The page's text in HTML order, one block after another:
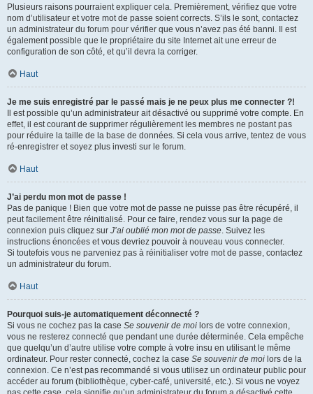
Plusieurs raisons pourraient expliquer cela. Premièrement, vérifiez que votre
nom d’utilisateur et votre mot de passe soient corrects. S’ils le sont, contactez
un administrateur du forum pour vérifier que vous n’avez pas été banni. Il est
également possible que le propriétaire du site Internet ait une erreur de
configuration de son côté, et qu’il devra la corriger.
Haut
Je me suis enregistré par le passé mais je ne peux plus me connecter ?!
Il est possible qu’un administrateur ait désactivé ou supprimé votre compte. En
effet, il est courant de supprimer régulièrement les membres ne postant pas
pour réduire la taille de la base de données. Si cela vous arrive, tentez de vous
ré-enregistrer et soyez plus investi sur le forum.
Haut
J’ai perdu mon mot de passe !
Pas de panique ! Bien que votre mot de passe ne puisse pas être récupéré, il
peut facilement être réinitialisé. Pour ce faire, rendez vous sur la page de
connexion puis cliquez sur J’ai oublié mon mot de passe. Suivez les
instructions énoncées et vous devriez pouvoir à nouveau vous connecter.
Si toutefois vous ne parveniez pas à réinitialiser votre mot de passe, contactez
un administrateur du forum.
Haut
Pourquoi suis-je automatiquement déconnecté ?
Si vous ne cochez pas la case Se souvenir de moi lors de votre connexion,
vous ne resterez connecté que pendant une durée déterminée. Cela empêche
que quelqu’un d’autre utilise votre compte à votre insu en utilisant le même
ordinateur. Pour rester connecté, cochez la case Se souvenir de moi lors de la
connexion. Ce n’est pas recommandé si vous utilisez un ordinateur public pour
accéder au forum (bibliothèque, cyber-café, université, etc.). Si vous ne voyez